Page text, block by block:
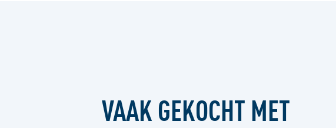
VAAK GEKOCHT MET